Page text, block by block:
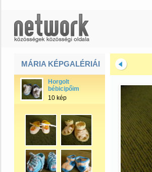
MÁRIA KÉPGALÉRIÁI
Horgolt
bébicipőim
10 kép